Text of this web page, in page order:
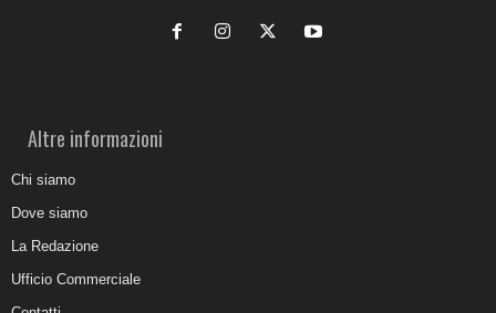
Altre informazioni
Chi siamo
Dove siamo
La Redazione
Ufficio Commerciale